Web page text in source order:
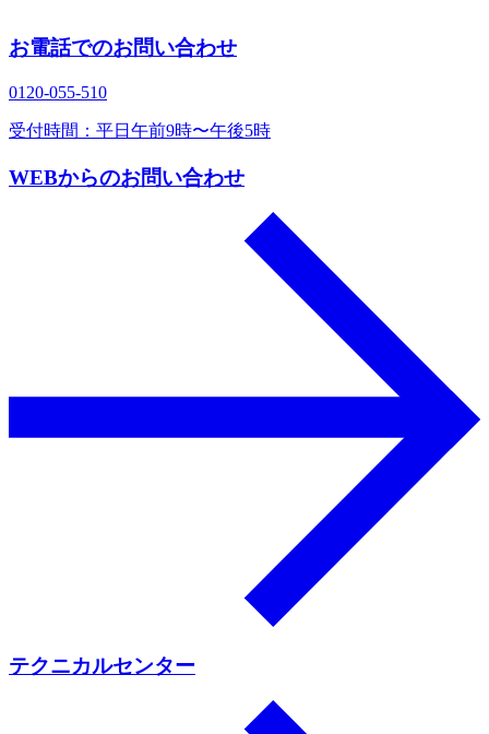
お電話でのお問い合わせ
0120‐055‐510
受付時間：平日午前9時〜午後5時
WEBからのお問い合わせ
テクニカルセンター